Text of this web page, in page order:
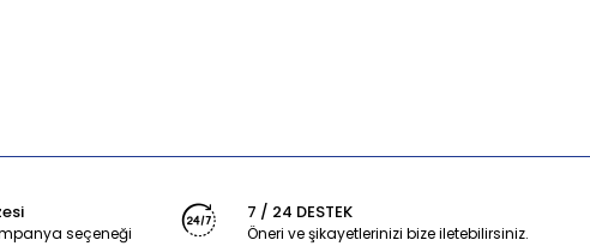
seçeneği
7 / 24 DESTEK
Öneri ve şikayetlerinizi bize iletebilirsiniz.